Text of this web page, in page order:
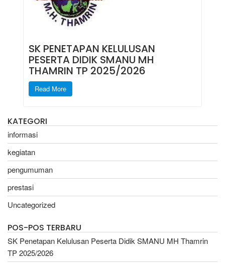
SK PENETAPAN KELULUSAN
PESERTA DIDIK SMANU MH
THAMRIN TP 2025/2026
Read More
KATEGORI
informasi
kegiatan
pengumuman
prestasi
Uncategorized
POS-POS TERBARU
SK Penetapan Kelulusan Peserta Didik SMANU MH Thamrin
TP 2025/2026